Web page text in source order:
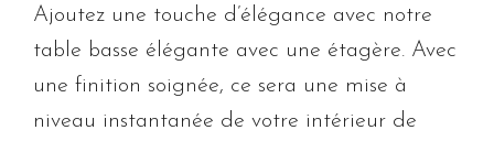
Ajoutez une touche d’élégance avec notre
table basse élégante avec une étagère. Avec
une finition soignée, ce sera une mise à
niveau instantanée de votre intérieur de